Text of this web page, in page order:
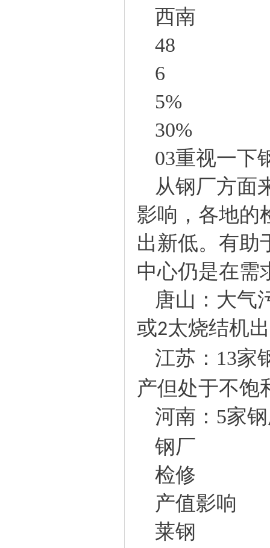
西南
48
6
5%
30%
03重视一下
从钢厂方面
影响，各地的
出新低。有助
中心仍是在需
唐山：大气
或2太烧结机
江苏： 13家
产但处于不饱
河南： 5家
钢厂
检修
产值影响
莱钢